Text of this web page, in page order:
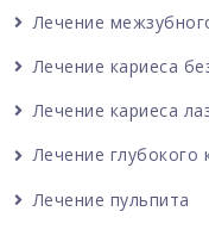
Лечение
Лечение кариеса
Лечение кариеса
Лечение глубокого
Лечение пульпита